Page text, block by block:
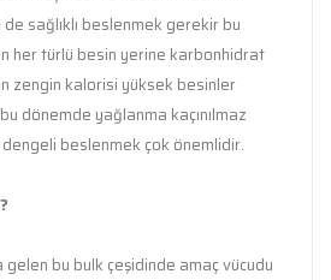
de sağlıklı beslenmek gerekir bu
her türlü besin yerine karbonhidrat
zengin kalorisi yüksek besinler
dönemde yağlanma kaçınılmaz
dengeli beslenmek çok önemlidir.
gelen bu bulk çeşidinde amaç vücudu